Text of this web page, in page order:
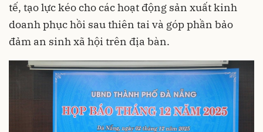
tế, tạo lực kéo cho các hoạt động sản xuất kinh
doanh phục hồi sau thiên tai và góp phần bảo
đảm an sinh xã hội trên địa bàn.